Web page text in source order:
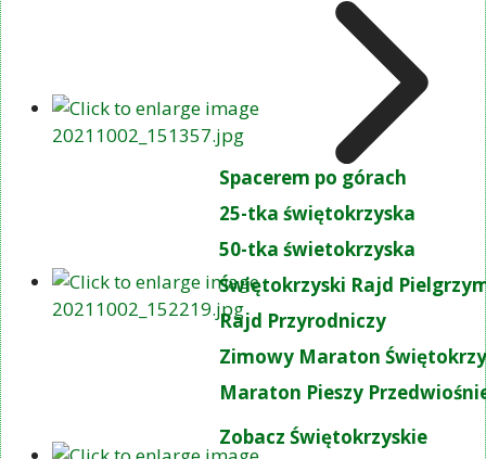
Spacerem po górach
25-tka świętokrzyska
50-tka świetokrzyska
Świętokrzyski Rajd
Rajd Przyrodniczy
Zimowy Maraton
Maraton Pieszy
Zobacz Świętokrzyskie